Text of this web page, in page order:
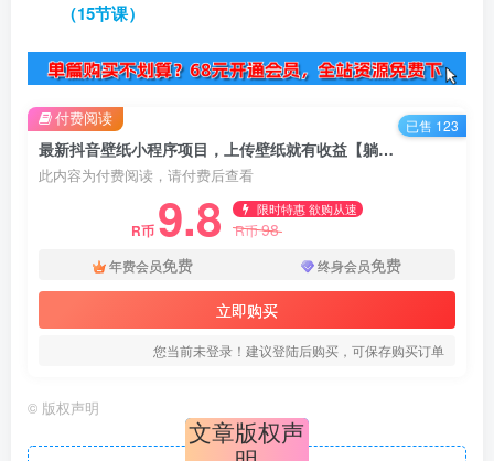
（15节课）
最新抖音壁纸小程序项目，上传壁纸就有收益【躺赚收益】
此内容为付费阅读，请付费后查看
R币 9.8 限时特惠 欲购从速
R币98
年费会员免费 终身会员免费
立即购买
您当前未登录！建议登陆后购买，可保存购买订单
付费阅读 已售 123
© 版权声明
文章版权声